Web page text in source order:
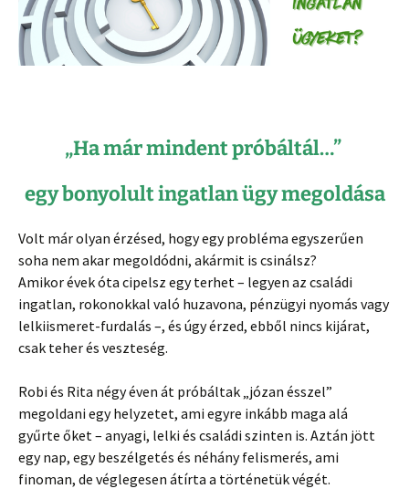
„Ha már mindent próbáltál…”
egy bonyolult ingatlan ügy megoldása
Volt már olyan érzésed, hogy egy probléma egyszerűen
soha nem akar megoldódni, akármit is csinálsz?
Amikor évek óta cipelsz egy terhet – legyen az családi
ingatlan, rokonokkal való huzavona, pénzügyi nyomás vagy
lelkiismeret-furdalás –, és úgy érzed, ebből nincs kijárat,
csak teher és veszteség.
Robi és Rita négy éven át próbáltak „józan ésszel”
megoldani egy helyzetet, ami egyre inkább maga alá
gyűrte őket – anyagi, lelki és családi szinten is. Aztán jött
egy nap, egy beszélgetés és néhány felismerés, ami
finoman, de véglegesen átírta a történetük végét.